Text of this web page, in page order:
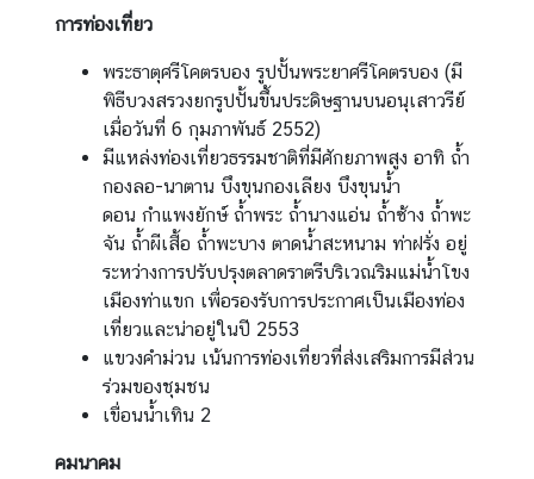
การท่องเที่ยว
พระธาตุศรีโคตรบอง รูปปั้นพระยาศรีโคตรบอง (มี
พิธีบวงสรวงยกรูปปั้นขึ้นประดิษฐานบนอนุเสาวรีย์
เมื่อวันที่ 6 กุมภาพันธ์ 2552)
มีแหล่งท่องเที่ยวธรรมชาติที่มีศักยภาพสูง อาทิ ถ้ำ
กองลอ-นาตาน บึงขุนกองเลียง บึงขุนน้ำ
ดอน กำแพงยักษ์ ถ้ำพระ ถ้ำนางแอ่น ถ้ำซ้าง ถ้ำพะ
จัน ถ้ำผีเสื้อ ถ้ำพะบาง ตาดน้ำสะหนาม ท่าฝรั่ง อยู่
ระหว่างการปรับปรุงตลาดราตรีบริเวณริมแม่น้ำโขง
เมืองท่าแขก เพื่อรองรับการประกาศเป็นเมืองท่อง
เที่ยวและน่าอยู่ในปี 2553
แขวงคำม่วน เน้นการท่องเที่ยวที่ส่งเสริมการมีส่วน
ร่วมของชุมชน
เขื่อนน้ำเทิน 2
คมนาคม